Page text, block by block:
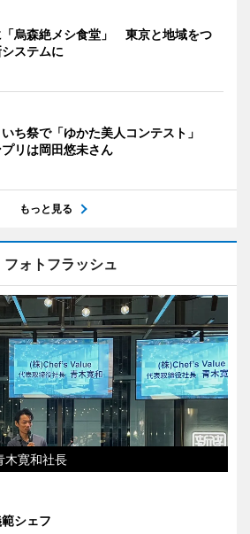
「烏森絶メシ食堂」 東京と地域をつ
ステムに
いち祭で「ゆかた美人コンテスト」
リは岡田悠未さん
もっと見る
フォトフラッシュ
木寛和社長
シェフ